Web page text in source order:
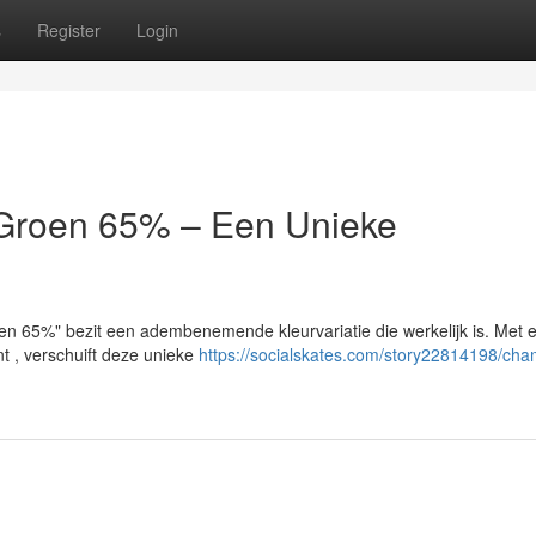
Register Login
65% – Een Unieke
65%" bezit een adembenemende kleurvariatie die werkelijk is. Met
, verschuift deze unieke https://socialskates.com/story22814198/